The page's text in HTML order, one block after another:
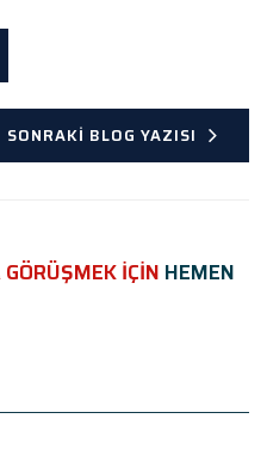
SONRAKI BLOG YAZISI
İÇİN HEMEN